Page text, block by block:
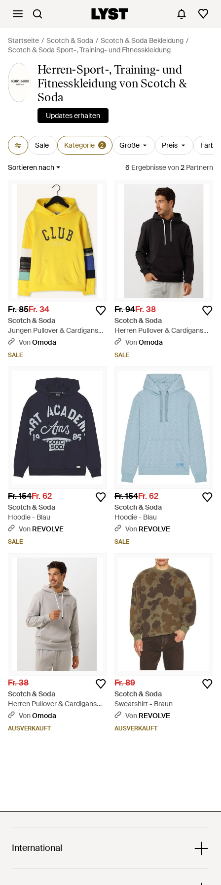
Startseite Scotch & Soda
Scotch & Soda Bekleidung
Scotch & Soda Sport-, Training- und Fitnesskleidung
Herren-Sport-, Training- und
Fitnesskleidung von Scotch &
Soda
Updates erhalten
Sale Kategorie 2 Größe Preis Farbe
Sortieren nach 6 Ergebnissevon2 Partnern
Fr. 85Fr. 34
Scotch & Soda
Jungen Pullover & Cardigans
Contrast Cut And Sewn Hoodie
VonOmoda
SALE
Fr. 94Fr. 38
Scotch & Soda
Herren Pullover & Cardigans
Logo Hoodie - Schwarz
VonOmoda
SALE
Fr. 154Fr. 62
Scotch & Soda
Hoodie - Blau
Von REVOLVE
SALE
Fr. 154Fr. 62
Scotch & Soda
Hoodie - Blau
Von REVOLVE
SALE
Fr. 38
Scotch & Soda
Herren Pullover & Cardigans
Logo Hoodie - Grau
VonOmoda
AUSVERKAUFT
Fr. 89
Scotch & Soda
Sweatshirt - Braun
Von REVOLVE
AUSVERKAUFT
International